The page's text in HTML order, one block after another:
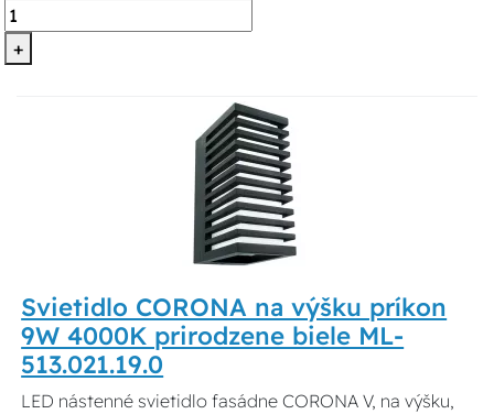
+
Svietidlo CORONA na výšku príkon
9W 4000K prirodzene biele ML-
513.021.19.0
LED nástenné svietidlo fasádne CORONA V, na výšku,